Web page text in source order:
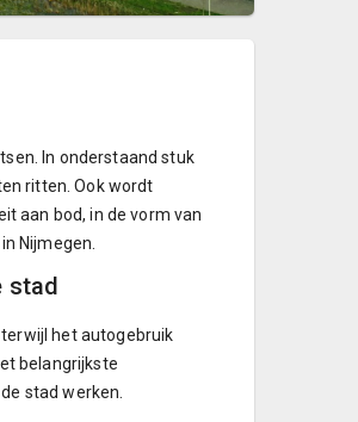
In onderstaand stuk
ritten. Ook wordt
aan bod, in de vorm van
Nijmegen.
stad
het autogebruik
belangrijkste
stad werken.